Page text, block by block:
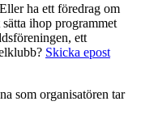
ha ett föredrag om
ihop programmet
ett
Skicka epost
som organisatören tar